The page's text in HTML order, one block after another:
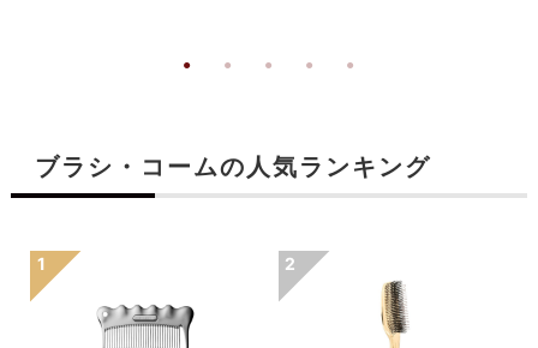
ブラシ・コームの人気ランキング